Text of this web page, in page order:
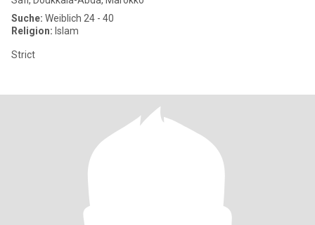
Suche: Weiblich 24 - 40
Religion: Islam
Strict